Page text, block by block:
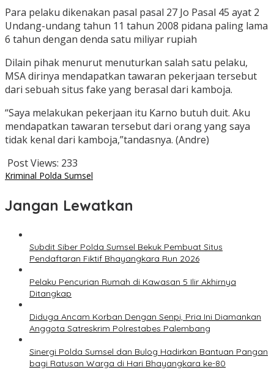
Para pelaku dikenakan pasal pasal 27 Jo Pasal 45 ayat 2
Undang-undang tahun 11 tahun 2008 pidana paling lama
6 tahun dengan denda satu miliyar rupiah
Dilain pihak menurut menuturkan salah satu pelaku,
MSA dirinya mendapatkan tawaran pekerjaan tersebut
dari sebuah situs fake yang berasal dari kamboja.
“Saya melakukan pekerjaan itu Karno butuh duit. Aku
mendapatkan tawaran tersebut dari orang yang saya
tidak kenal dari kamboja,”tandasnya. (Andre)
Post Views: 233
Kriminal Polda Sumsel
Jangan Lewatkan
Subdit Siber Polda Sumsel Bekuk Pembuat Situs
Pendaftaran Fiktif Bhayangkara Run 2026
Pelaku Pencurian Rumah di Kawasan 5 Ilir Akhirnya
Ditangkap
Diduga Ancam Korban Dengan Senpi, Pria Ini Diamankan
Anggota Satreskrim Polrestabes Palembang
Sinergi Polda Sumsel dan Bulog Hadirkan Bantuan Pangan
bagi Ratusan Warga di Hari Bhayangkara ke-80